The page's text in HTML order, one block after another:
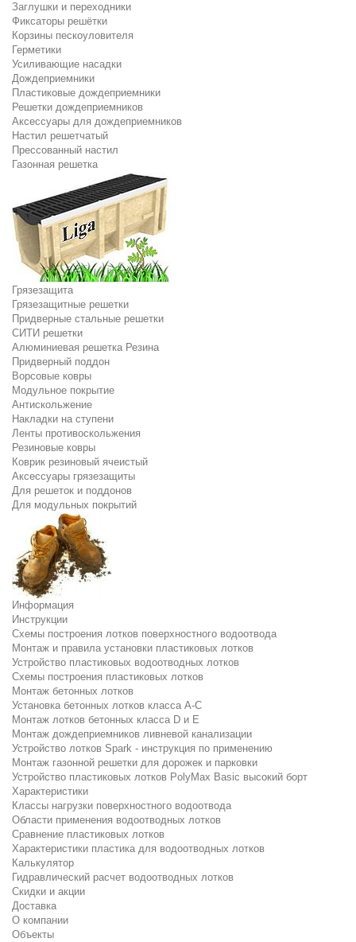
Заглушки и переходники
Фиксаторы решётки
Корзины пескоуловителя
Герметики
Усиливающие насадки
Дождеприемники
Пластиковые дождеприемники
Решетки дождеприемников
Аксессуары для дождеприемников
Настил решетчатый
Прессованный настил
Газонная решетка
Грязезащита
Грязезащитные решетки
Придверные стальные решетки
СИТИ решетки
Алюминиевая решетка Резина
Придверный поддон
Ворсовые ковры
Модульное покрытие
Антискольжение
Накладки на ступени
Ленты противоскольжения
Резиновые ковры
Коврик резиновый ячеистый
Аксессуары грязезащиты
Для решеток и поддонов
Для модульных покрытий
Информация
Инструкции
Схемы построения лотков поверхностного водоотвода
Монтаж и правила установки пластиковых лотков
Устройство пластиковых водоотводных лотков
Схемы построения пластиковых лотков
Монтаж бетонных лотков
Установка бетонных лотков класса A-C
Монтаж лотков бетонных класса D и E
Монтаж дождеприемников ливневой канализации
Устройство лотков Spark - инструкция по применению
Монтаж газонной решетки для дорожек и парковки
Устройство пластиковых лотков PolyMax Basic высокий борт
Характеристики
Классы нагрузки поверхностного водоотвода
Области применения водоотводных лотков
Сравнение пластиковых лотков
Характеристики пластика для водоотводных лотков
Калькулятор
Гидравлический расчет водоотводных лотков
Скидки и акции
Доставка
О компании
Объекты